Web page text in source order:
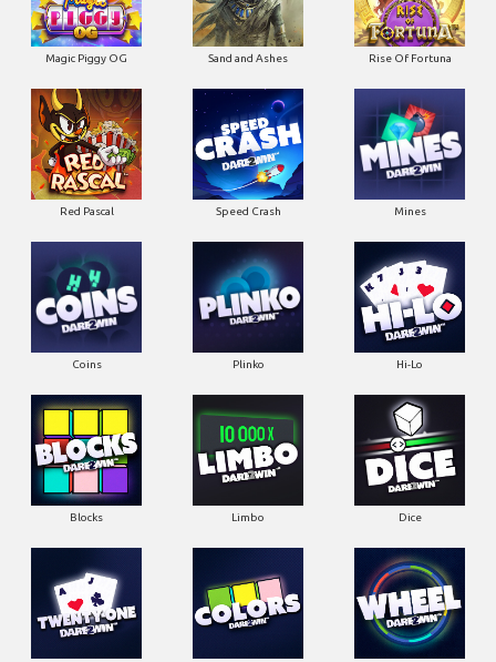
Magic Piggy OG Sand and Ashes Rise Of Fortuna
Red Pascal Speed Crash Mines
Coins Plinko Hi-Lo
Blocks Limbo Dice